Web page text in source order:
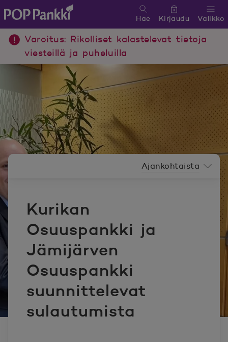
POP Pankki, etusivulle
Valikko
Hae Kirjaudu
Varoitus: Rikolliset kalastelevat tietoja
viesteillä ja puheluilla
Kurikan
Osuuspankki ja
Jämijärven
Osuuspankki
suunnittelevat
sulautumista
Ajankohtaista